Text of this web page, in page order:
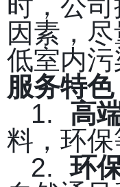
因素，
低室内污
服务特色
1.
高
料，环保
2.
环